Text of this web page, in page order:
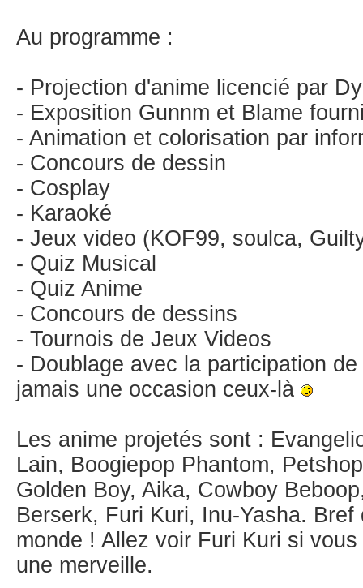
Au programme :
- Projection d'anime licencié par
- Exposition Gunnm et Blame
- Animation et colorisation par
- Concours de dessin
- Cosplay
- Karaoké
- Jeux video (KOF99, soulca,
- Quiz Musical
- Quiz Anime
- Concours de dessins
- Tournois de Jeux Videos
- Doublage avec la participation
jamais une occasion ceux-là
Les anime projetés sont :
Lain, Boogiepop Phantom,
Golden Boy, Aika, Cowboy
Berserk, Furi Kuri, Inu-Yasha.
monde ! Allez voir Furi Kuri si
une merveille.